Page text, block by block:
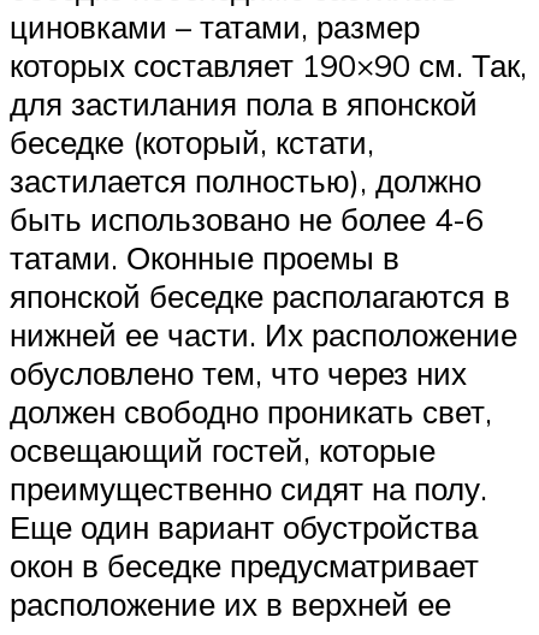
циновками – татами, размер
которых составляет 190×90 см. Так,
для застилания пола в японской
беседке (который, кстати,
застилается полностью), должно
быть использовано не более 4-6
татами. Оконные проемы в
японской беседке располагаются в
нижней ее части. Их расположение
обусловлено тем, что через них
должен свободно проникать свет,
освещающий гостей, которые
преимущественно сидят на полу.
Еще один вариант обустройства
окон в беседке предусматривает
расположение их в верхней ее